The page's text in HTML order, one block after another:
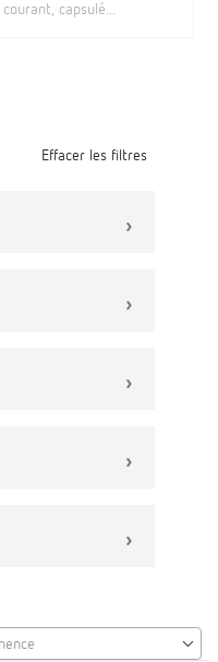
capsulé...
Effacer les filtres